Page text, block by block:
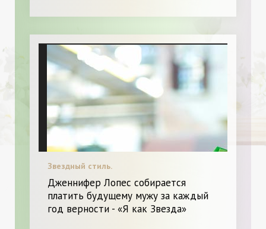
Звездный стиль.
Дженнифер Лопес собирается
платить будущему мужу за каждый
год верности - «Я как Звезда»